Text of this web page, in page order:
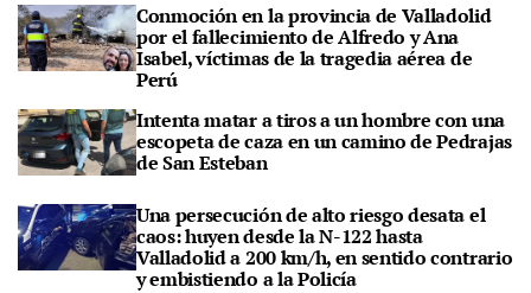
Conmoción en la provincia de Valladolid
por el fallecimiento de Alfredo y Ana
Isabel, víctimas de la tragedia aérea de
Perú
Intenta matar a tiros a un hombre con una
escopeta de caza en un camino de Pedrajas
de San Esteban
Una persecución de alto riesgo desata el
caos: huyen desde la N-122 hasta
Valladolid a 200 km/h, en sentido contrario
y embistiendo a la Policía